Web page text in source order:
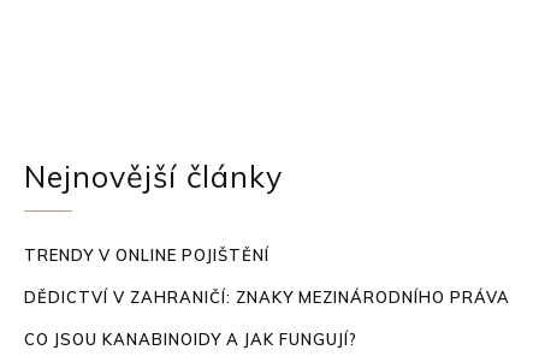
Nejnovější články
TRENDY V ONLINE POJIŠTĚNÍ
DĚDICTVÍ V ZAHRANIČÍ: ZNAKY MEZINÁRODNÍHO PRÁVA
CO JSOU KANABINOIDY A JAK FUNGUJÍ?